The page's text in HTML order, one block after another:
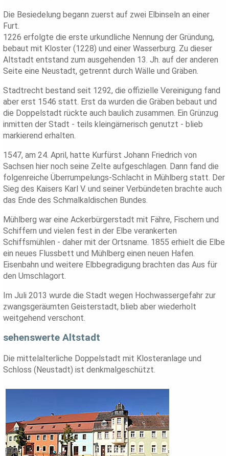
Die Besiedelung begann zuerst auf zwei Elbinseln an einer
Furt.
1226 erfolgte die erste urkundliche Nennung der Gründung,
bebaut mit Kloster (1228) und einer Wasserburg. Zu dieser
Altstadt entstand zum ausgehenden 13. Jh. auf der anderen
Seite eine Neustadt, getrennt durch Wälle und Gräben.
Stadtrecht bestand seit 1292, die offizielle Vereinigung fand
aber erst 1546 statt. Erst da wurden die Gräben bebaut und
die Doppelstadt rückte auch baulich zusammen. Ein Grünzug
inmitten der Stadt - teils kleingärnerisch genutzt - blieb
markierend erhalten.
1547, am 24. April, hatte Kurfürst Johann Friedrich von
Sachsen hier noch seine Zelte aufgeschlagen. Dann fand die
folgenreiche Überrumpelungs-Schlacht in Mühlberg statt. Der
Sieg des Kaisers Karl V. und seiner Verbündeten brachte auch
das Ende des Schmalkaldischen Bundes.
Mühlberg war eine Ackerbürgerstadt mit Fähre, Fischern und
Schiffern und vielen fest in der Elbe verankerten
Schiffsmühlen - daher mit der Ortsname. 1855 erhielt die Elbe
ein neues Flussbett und Mühlberg einen neuen Hafen.
Eisenbahn und weitere Elbbegradigung brachten das Aus für
den Umschlagort.
Im Juli 2013 wurde die Stadt wegen Hochwassergefahr zur
zwangsgeräumten Geisterstadt, blieb aber wiederholt
weitgehend verschont.
sehenswerte Altstadt
Die mittelalterliche Doppelstadt mit Klosteranlage und
Schloss (Neustadt) ist denkmalgeschützt.